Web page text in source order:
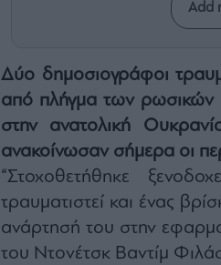
Add
Δύο δημοσιογράφοι
από πλήγμα των ρωσικών
στην ανατολική
ανακοίνωσαν σήμερα οι
“Στοχοθετήθηκε
τραυματιστεί και ένας
ανάρτησή του στην
του Ντονέτσκ Βαντίμ